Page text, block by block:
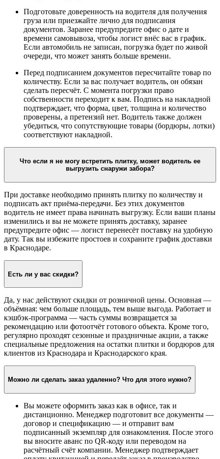
Подготовьте доверенность на водителя для получения
груза или приезжайте лично для подписания
документов. Заранее предупредите офис о дате и
времени самовывоза, чтобы логист внёс вас в график.
Если автомобиль не записан, погрузка будет по живой
очереди, что может занять больше времени.
Перед подписанием документов пересчитайте товар по
количеству. Если за вас получает водитель, он обязан
сделать пересчёт. С момента погрузки право
собственности переходит к вам. Подпись на накладной
подтверждает, что форма, цвет, толщина и количество
проверены, а претензий нет. Водитель также должен
убедиться, что сопутствующие товары (бордюры, лотки)
соответствуют накладной.
Что если я не могу встретить плитку, может водитель ее
выгрузить снаружи забора?
При доставке необходимо принять плитку по количеству и
подписать акт приёма-передачи. Без этих документов
водитель не имеет права начинать выгрузку. Если ваши планы
изменились и вы не можете принять доставку, заранее
предупредите офис — логист перенесёт поставку на удобную
дату. Так вы избежите простоев и сохраните график доставки
в Краснодаре.
Есть ли у вас скидки?
Да, у нас действуют скидки от розничной цены. Основная —
объёмная: чем больше площадь, тем выше выгода. Работает и
кэшбэк-программа — часть суммы возвращается за
рекомендацию или фотоотчёт готового объекта. Кроме того,
регулярно проходят сезонные и праздничные акции, а также
специальные предложения на остатки плитки и бордюров для
клиентов из Краснодара и Краснодарского края.
Можно ли сделать заказ удаленно? Что для этого нужно?
Вы можете оформить заказ как в офисе, так и
дистанционно. Менеджер подготовит все документы —
договор и спецификацию — и отправит вам
подписанный экземпляр для ознакомления. После этого
вы вносите аванс по QR-коду или переводом на
расчётный счёт компании. Менеджер подтверждает